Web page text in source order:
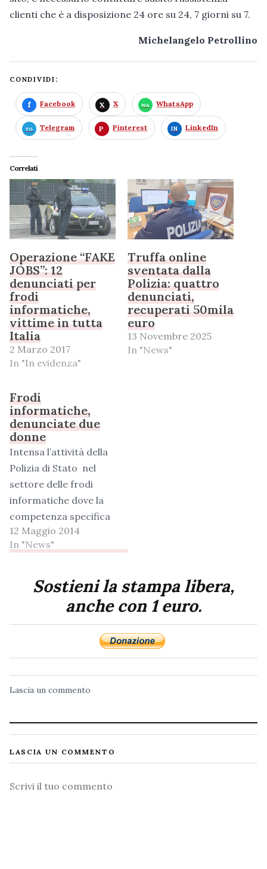
clienti che è a disposizione 24 ore su 24, 7 giorni su 7.
Michelangelo Petrollino
CONDIVIDI:
Facebook X WhatsApp
Telegram Pinterest LinkedIn
Correlati
Operazione “FAKE
JOBS”: 12
denunciati per
frodi
informatiche,
vittime in tutta
Italia
2 Marzo 2017
In "In evidenza"
Truffa online
sventata dalla
Polizia: quattro
denunciati,
recuperati 50mila
euro
13 Novembre 2025
In "News"
Frodi
informatiche,
denunciate due
donne
Intensa l’attività della
Polizia di Stato nel
settore delle frodi
informatiche dove la
competenza specifica
del personale del
Compartimento
Comunicazioni per il
Molise ha consentito
di portare a termine
Polizia Giudiziaria. La
Polizia ha denunciato a
piede libero due donne
residenti
province…
12 Maggio 2014
In "News"
Sostieni la stampa libera,
anche con 1 euro.
Lascia un commento
LASCIA UN COMMENTO
Commento